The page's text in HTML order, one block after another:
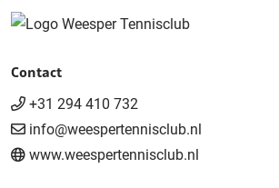
Contact
+31 294 410 732
info@weespertennisclub.nl
www.weespertennisclub.nl